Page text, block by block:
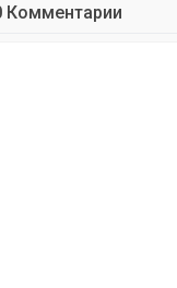
Комментарии